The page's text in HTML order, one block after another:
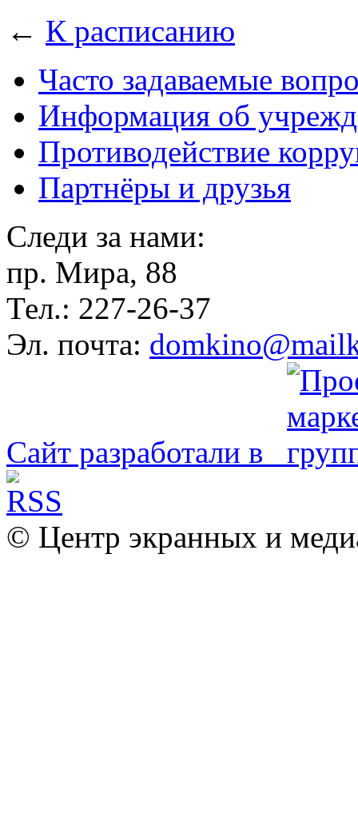
← К расписанию
Часто задаваемые
Информация об
Противодействие
Партнёры и друзья
Следи за нами:
пр. Мира, 88
Тел.: 227-26-37
Эл. почта:
Сайт разработали в
© Центр экранных и